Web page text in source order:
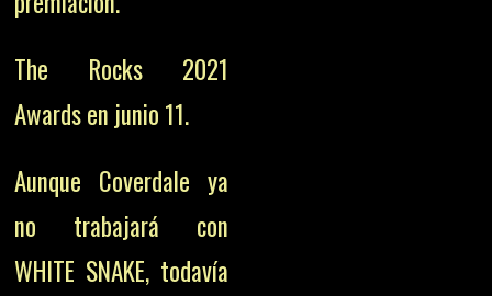
The Rocks 2021
Awards en junio 11.
Aunque Coverdale ya
no trabajará con
WHITE SNAKE, todavía